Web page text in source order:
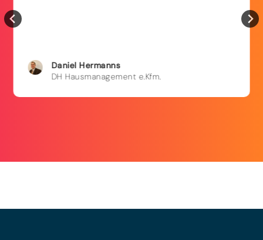
Daniel Hermanns
DH Hausmanagement e.Kfm.